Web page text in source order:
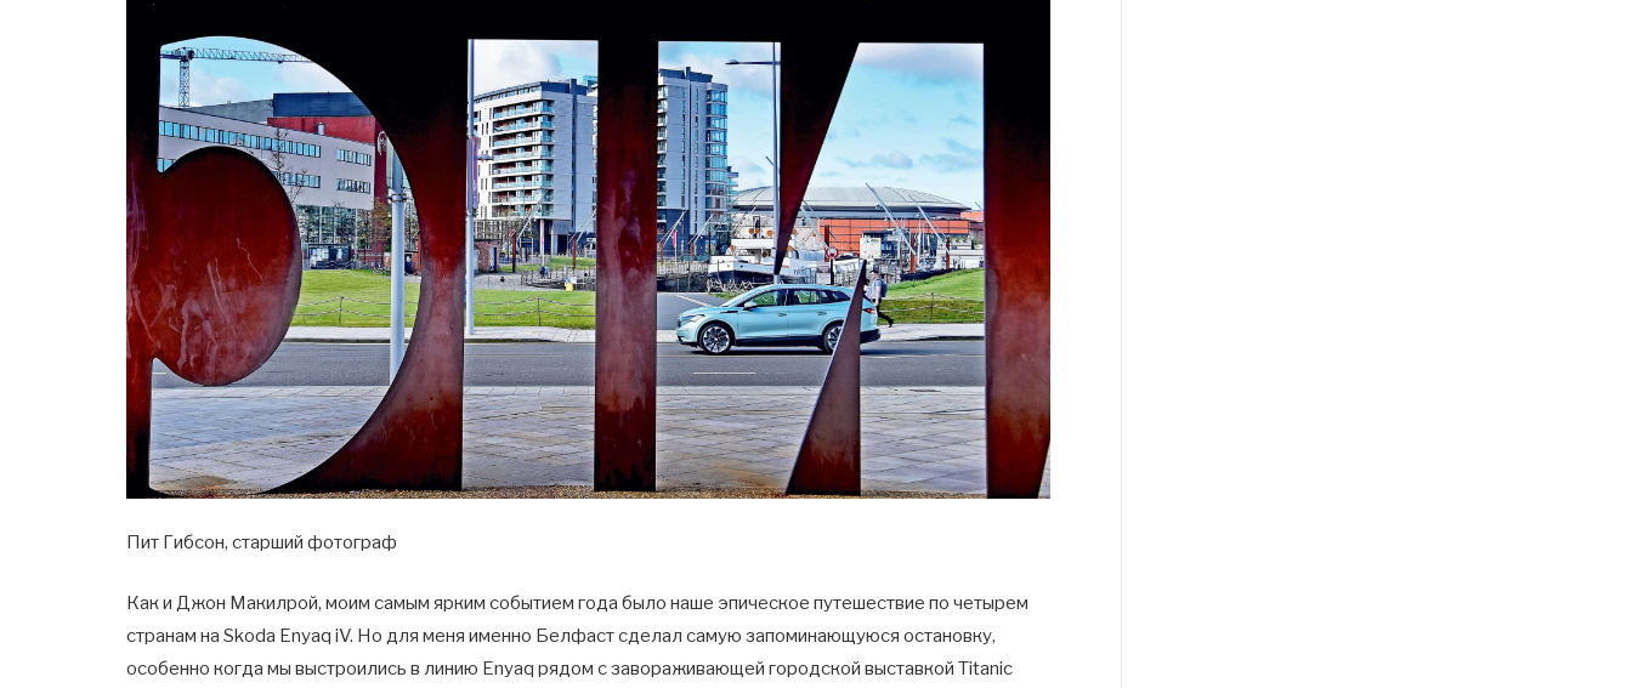
Пит Гибсон, старший фотограф
Как и Джон Макилрой, моим самым ярким событием года было наше эпическое путешествие по четырем
странам на Skoda Enyaq iV. Но для меня именно Белфаст сделал самую запоминающуюся остановку,
особенно когда мы выстроились в линию Enyaq рядом с завораживающей городской выставкой Titanic